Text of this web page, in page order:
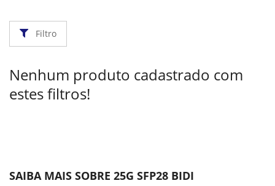
Filtro
Nenhum produto cadastrado com
estes filtros!
SAIBA MAIS SOBRE 25G SFP28 BIDI